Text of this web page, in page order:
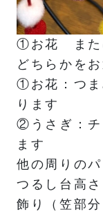
①お花 ま
どちらかを
①お花：つま
ります
②うさぎ：チ
ます
他の周りの
つるし台高
飾り（笠部